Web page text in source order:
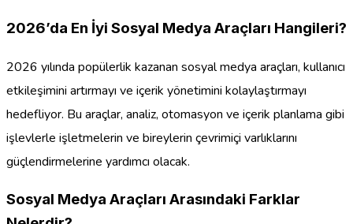
2026’da En İyi Sosyal Medya Araçları Hangileri?
2026 yılında popülerlik kazanan sosyal medya araçları, kullanıcı
etkileşimini artırmayı ve içerik yönetimini kolaylaştırmayı
hedefliyor. Bu araçlar, analiz, otomasyon ve içerik planlama gibi
işlevlerle işletmelerin ve bireylerin çevrimiçi varlıklarını
güçlendirmelerine yardımcı olacak.
Sosyal Medya Araçları Arasındaki Farklar